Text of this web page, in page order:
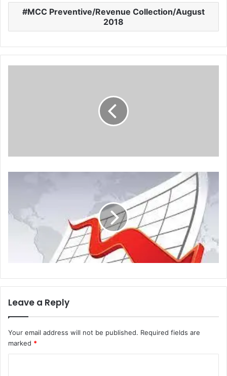
MCC Preventive/Revenue Collection/August
2018
Leave a Reply
Your email address will not be published. Required fields are
marked *